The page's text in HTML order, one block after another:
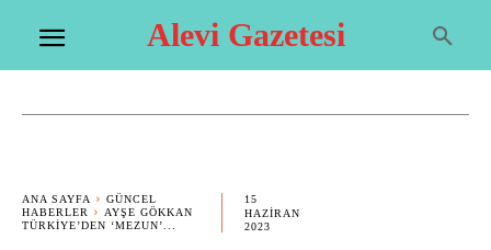
Alevi Gazetesi
ANA SAYFA
GÜNCEL
HABERLER
AYŞE GÖKKAN
TÜRKIYE’DEN ‘MEZUN’...
15
HAZIRAN
2023